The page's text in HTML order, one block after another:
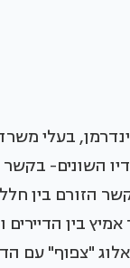
בעלי
השונים- בקשר
הזורם בין
בין
"צפוף" עם